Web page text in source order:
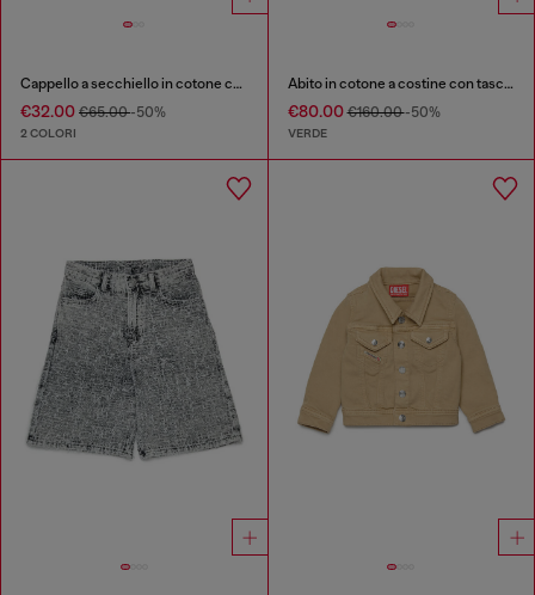
Cappello a secchiello in cotone con ampia tesa
€32.00 €65.00-50%
2 COLORI
Abito in cotone a costine con tasche applicate
€80.00€160.00-50%
VERDE